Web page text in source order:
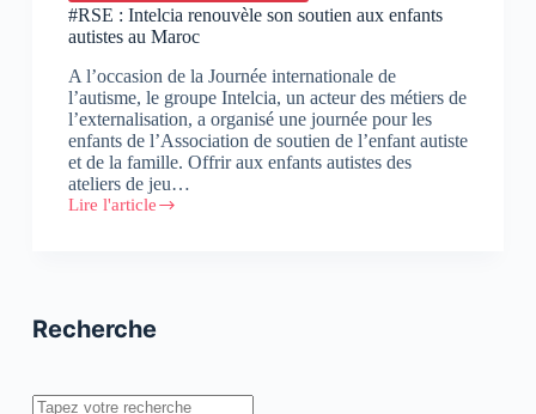
#RSE : Intelcia renouvèle son soutien aux enfants
autistes au Maroc
A l’occasion de la Journée internationale de
l’autisme, le groupe Intelcia, un acteur des métiers de
l’externalisation, a organisé une journée pour les
enfants de l’Association de soutien de l’enfant autiste
et de la famille. Offrir aux enfants autistes des
ateliers de jeu…
Lire l'article
#RSE
aux
au
Recherche
Rechercher